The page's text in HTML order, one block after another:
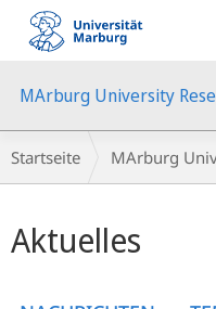
Mobile-
Navigation
MArburg University
Breadcrumb-
Navigation
Startseite MArburg
Aktuelles